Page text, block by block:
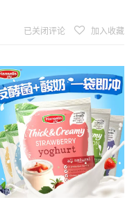
已关闭评论 加入收藏